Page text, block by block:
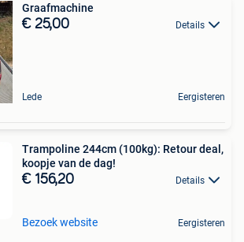
Graafmachine
€ 25,00 Details
Lede Eergisteren
Trampoline 244cm (100kg): Retour deal,
koopje van de dag!
€ 156,20 Details
Bezoek website Eergisteren